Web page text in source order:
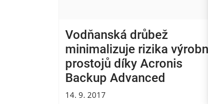
Vodňanská drůbež
minimalizuje rizika
prostojů díky Acronis
Backup Advanced
14. 9. 2017